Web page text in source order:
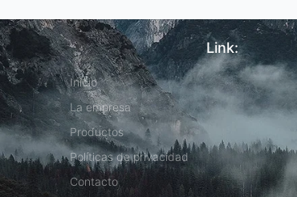
Link:
Inicio
La empresa
Productos
Políticas de privacidad
Contacto